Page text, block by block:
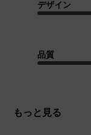
デザイン
品質
もっと見る